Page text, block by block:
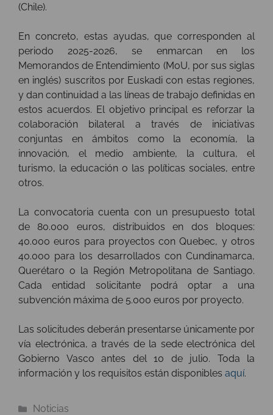
(Chile).
En concreto, estas ayudas, que corresponden al
periodo 2025-2026, se enmarcan en los
Memorandos de Entendimiento (MoU, por sus siglas
en inglés) suscritos por Euskadi con estas regiones,
y dan continuidad a las líneas de trabajo definidas en
estos acuerdos. El objetivo principal es reforzar la
colaboración bilateral a través de iniciativas
conjuntas en ámbitos como la economía, la
innovación, el medio ambiente, la cultura, el
turismo, la educación o las políticas sociales, entre
otros.
La convocatoria cuenta con un presupuesto total
de 80.000 euros, distribuidos en dos bloques:
40.000 euros para proyectos con Quebec, y otros
40.000 para los desarrollados con Cundinamarca,
Querétaro o la Región Metropolitana de Santiago.
Cada entidad solicitante podrá optar a una
subvención máxima de 5.000 euros por proyecto.
Las solicitudes deberán presentarse únicamente por
vía electrónica, a través de la sede electrónica del
Gobierno Vasco antes del 10 de julio. Toda la
información y los requisitos están disponibles aquí.
Categorías
Noticias